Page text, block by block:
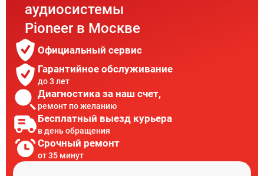
аудиосистемы
Pioneer в Москве
Официальный сервис
Гарантийное обслуживание
до 3 лет
Диагностика за наш счет,
ремонт по желанию
Бесплатный выезд курьера
в день обращения
Срочный ремонт
от 35 минут